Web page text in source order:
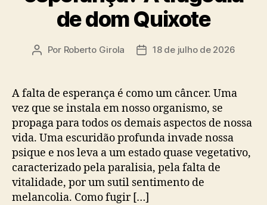
de dom Quixote
Autor
Por Roberto Girola
Data18 de julho de 2026
A falta de esperança é como um câncer. Uma
vez que se instala em nosso organismo, se
propaga para todos os demais aspectos de nossa
vida. Uma escuridão profunda invade nossa
psique e nos leva a um estado quase vegetativo,
caracterizado pela paralisia, pela falta de
vitalidade, por um sutil sentimento de
melancolia. Como fugir […]